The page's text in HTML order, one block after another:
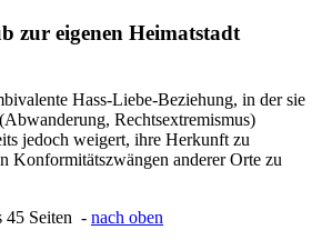
zur eigenen Heimatstadt
Hass-Liebe-Beziehung, in der sie
Rechtsextremismus)
jedoch weigert, ihre Herkunft zu
Konformitätszwängen anderer Orte zu
45 Seiten - nach oben